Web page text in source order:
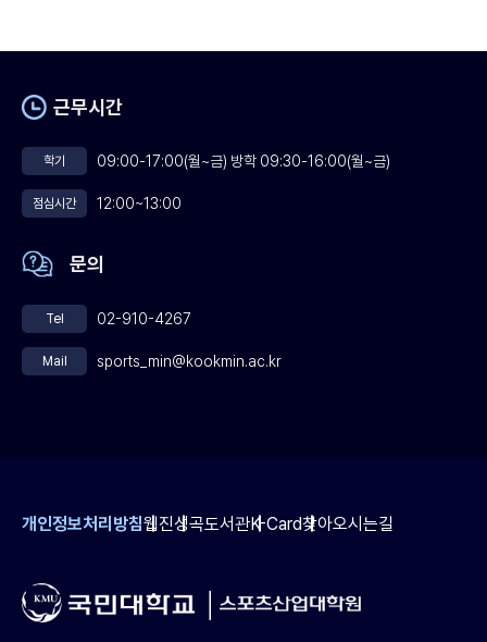
개인정보처리방침웹진성곡도서관K-Card찾아오시는길
근무시간
학기 09:00-17:00(월~금) 방학 09:30-16:00(월~금)
점심시간 12:00~13:00
문의
Tel 02-910-4267
Mail sports_min@kookmin.ac.kr